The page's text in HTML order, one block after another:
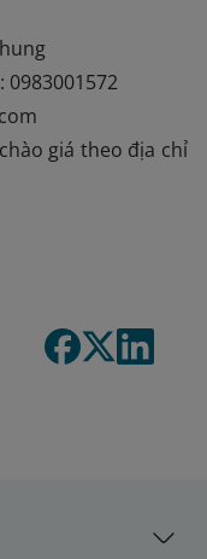
0983001572
giá theo địa chỉ